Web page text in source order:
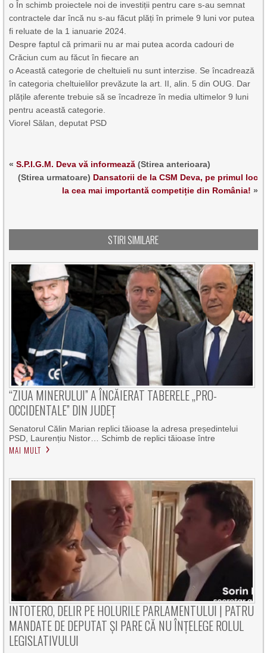
o În schimb proiectele noi de investiții pentru care s-au semnat
contractele dar încă nu s-au făcut plăți în primele 9 luni vor putea
fi reluate de la 1 ianuarie 2024.
Despre faptul că primarii nu ar mai putea acorda cadouri de
Crăciun cum au făcut în fiecare an
o Această categorie de cheltuieli nu sunt interzise. Se încadrează
în categoria cheltuielilor prevăzute la art. II, alin. 5 din OUG. Dar
plățile aferente trebuie să se încadreze în media ultimelor 9 luni
pentru această categorie.
Viorel Sălan, deputat PSD
«S.P.I.G.M. Deva vă informează (Stirea anterioara)
(Stirea urmatoare) Dansatorii de la CSM Deva, pe primul loc
la cea mai importantă competiție din România! »
STIRI SIMILARE
“ZIUA MINERULUI” A ÎNCĂIERAT TABERELE „PRO-
OCCIDENTALE” DIN JUDEȚ
Senatorul Călin Marian replici tăioase la adresa președintelui
PSD, Laurențiu Nistor… Schimb de replici tăioase între
MAI MULT
INTOTERO, DELIR PE HOLURILE PARLAMENTULUI | PATRU
MANDATE DE DEPUTAT ȘI PARE CĂ NU ÎNȚELEGE ROLUL
LEGISLATIVULUI